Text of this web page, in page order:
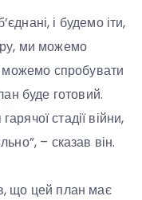
і будемо іти,
ми можемо
можемо спробувати
буде готовий.
стадії війни,
– сказав він.
що цей план має